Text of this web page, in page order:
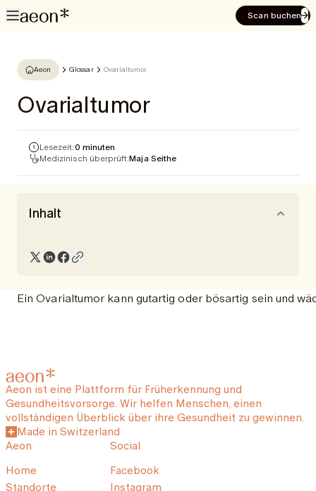
Scan buchen
Aeon Glossar Ovarialtumor
Ovarialtumor
Lesezeit:0 minuten
Medizinisch überprüft:Maja Seithe
Inhalt
Ein Ovarialtumor kann gutartig oder bösartig sein und
Aeon ist eine Plattform für Früherkennung und
Gesundheitsvorsorge. Wir helfen Menschen, einen
vollständigen Überblick über ihre Gesundheit zu gewinnen.
Made in Switzerland
Aeon
Home
Standorte
Social
Facebook
Instagram